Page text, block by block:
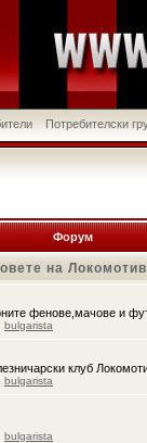
Потребителски
Форум
на
фенове,мачове и
bulgarista
клуб
bulgarista
bulgarista